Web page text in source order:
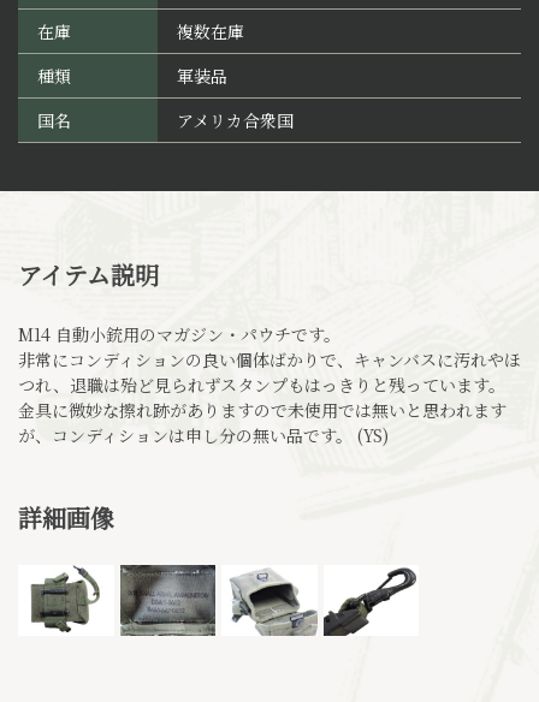
在庫
複数在庫
種類
軍装品
国名
アメリカ合衆国
アイテム説明
M14 自動小銃用のマガジン・パウチです。
非常にコンディションの良い個体ばかりで、キャンバスに汚れやほ
つれ、退職は殆ど見られずスタンプもはっきりと残っています。
金具に微妙な擦れ跡がありますので未使用では無いと思われます
が、コンディションは申し分の無い品です。 (YS)
詳細画像